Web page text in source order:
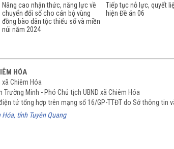
Nâng cao nhận thức, năng lực về
chuyển đổi số cho cán bộ vùng
đồng bào dân tộc thiểu số và miền
núi năm 2024
Tiếp tục nỗ lực, quyết
hiện Đề án 06
HÓA
Chiêm Hóa
Minh - Phó Chủ tịch UBND xã Chiêm Hóa
tử tổng hợp trên mạng số 16/GP-TTĐT do Sở thông tin
tỉnh Tuyên Quang